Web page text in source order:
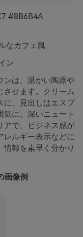
#8B6B4A
なカフェ風
ン
ンは、温かい陶器や
させます。クリーム
に、見出しはエスプ
に。深いニュート
アで、ビジネス感が
レルギー表示などに
報を素早く分かり
画像例